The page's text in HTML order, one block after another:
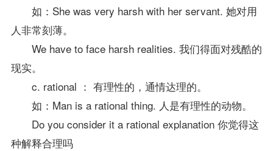
如：She was very harsh with her servant. 她对用
人非常刻薄。
We have to face harsh realities. 我们得面对残酷的
现实。
c. rational ： 有理性的，通情达理的。
如：Man is a rational thing. 人是有理性的动物。
Do you consider it a rational explanation 你觉得这
种解释合理吗